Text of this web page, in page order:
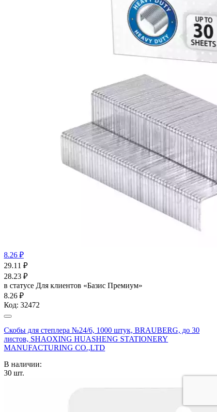
8.26 ₽
29.11 ₽
28.23 ₽
в статусе Для клиентов «Базис Премиум»
8.26 ₽
Код: 32472
Скобы для степлера №24/6, 1000 штук, BRAUBERG, до 30
листов, SHAOXING HUASHENG STATIONERY
MANUFACTURING CO.,LTD
В наличии:
30 шт.